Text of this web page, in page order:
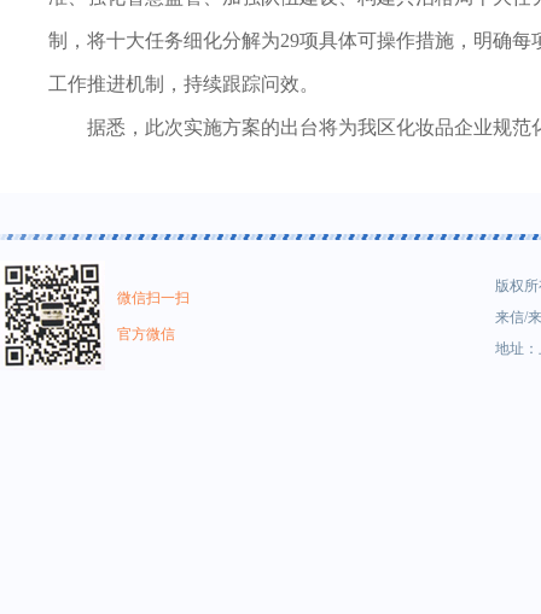
制，将十大任务细化分解为29项具体可操作措施，明确
工作推进机制，持续跟踪问效。
据悉，此次实施方案的出台将为我区化妆品企业规
微信扫一扫
官方微信
版权
来信/
地址